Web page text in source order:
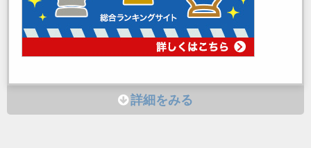
詳細をみる